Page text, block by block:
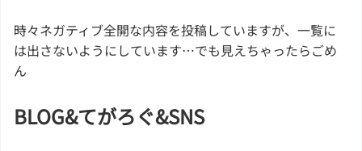
時々ネガティブ全開な内容を投稿していますが、一覧に
は出さないようにしています…でも見えちゃったらごめ
ん
BLOG&てがろぐ&SNS